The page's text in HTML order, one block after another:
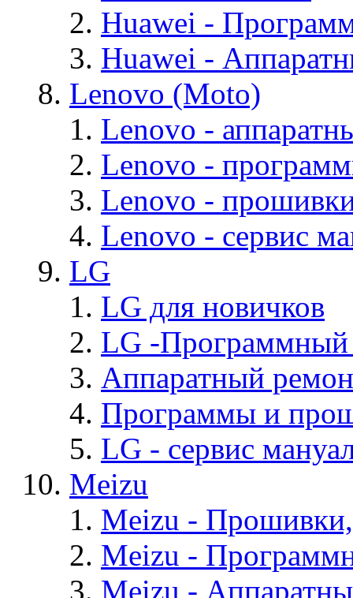
Huawei -
Huawei -
Lenovo (Moto)
Lenovo -
Lenovo -
Lenovo -
Lenovo - cервис
LG
LG для новичков
LG -Программный
Аппаратный
Программы и
LG - cервис
Meizu
Meizu -
Meizu -
Meizu -